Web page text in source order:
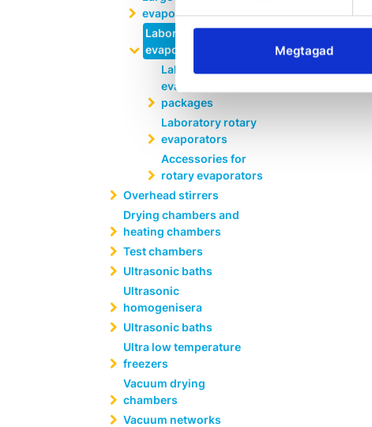
Megtagad
evaporators
Laboratory rotary
evaporators
Laboratory rotary
evaporator
packages
Laboratory rotary
evaporators
Accessories for
rotary evaporators
Overhead stirrers
Drying chambers and
heating chambers
Test chambers
Ultrasonic baths
Ultrasonic
homogenisera
Ultrasonic baths
Ultra low temperature
freezers
Vacuum drying
chambers
Vacuum networks